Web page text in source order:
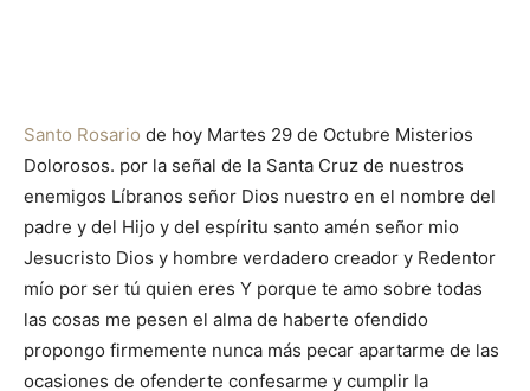
Santo Rosario de hoy Martes 29 de Octubre Misterios
Dolorosos. por la señal de la Santa Cruz de nuestros
enemigos Líbranos señor Dios nuestro en el nombre del
padre y del Hijo y del espíritu santo amén señor mio
Jesucristo Dios y hombre verdadero creador y Redentor
mío por ser tú quien eres Y porque te amo sobre todas
las cosas me pesen el alma de haberte ofendido
propongo firmemente nunca más pecar apartarme de las
ocasiones de ofenderte confesarme y cumplir la